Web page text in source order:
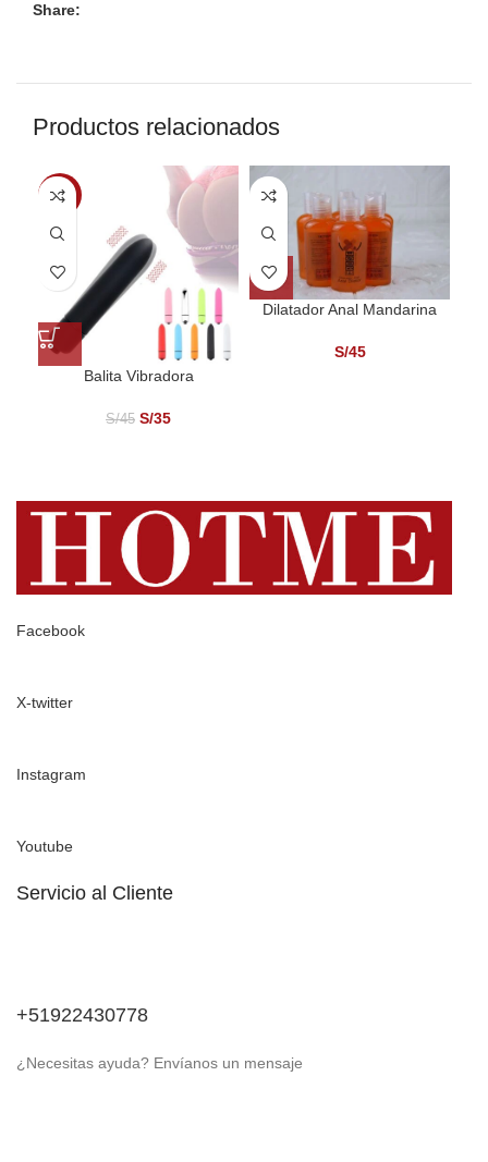
Share:
Productos relacionados
-22%
Balita Vibradora
S/45 S/35
Dilatador Anal Mandarina
S/45
Facebook
X-twitter
Instagram
Youtube
Servicio al Cliente
+51922430778
¿Necesitas ayuda? Envíanos un mensaje